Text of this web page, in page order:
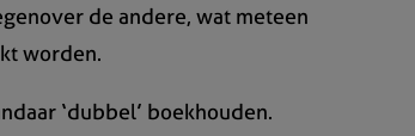
de andere, wat meteen
worden.
‘dubbel’ boekhouden.